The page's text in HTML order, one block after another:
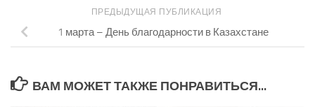
ПРЕДЫДУЩАЯ ПУБЛИКАЦИЯ
1 марта – День благодарности в Казахстане
ВАМ МОЖЕТ ТАКЖЕ ПОНРАВИТЬСЯ...